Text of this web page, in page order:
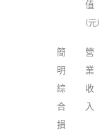
值
(元)
簡
明
綜
合
損
營
業
收
入